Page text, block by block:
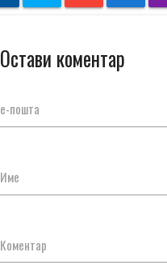
Остави коментар
е-пошта
Име
Коментар